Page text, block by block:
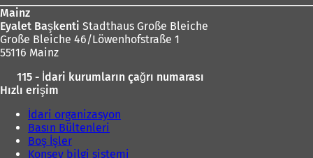
e
a
ç
ı
Mainz
Eyalet Başkenti Stadthaus Große Bleiche
Große Bleiche 46/Löwenhofstraße 1
55116 Mainz
115 - İdari kurumların çağrı numarası
Hızlı erişim
İdari organizasyon
Basın Bültenleri
Boş İşler
Konsey bilgi sistemi